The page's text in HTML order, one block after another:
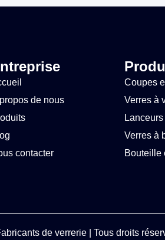
de nous
contacter
Coupes
Verres à
Lanceurs
Verres à
Bouteille
de verrerie | Tous droits